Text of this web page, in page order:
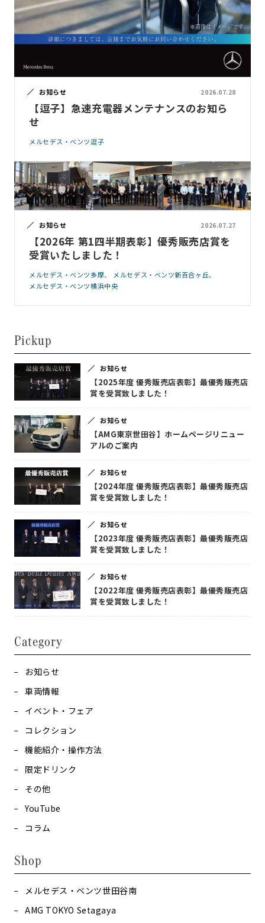
お知らせ 2026.07.28
【逗子】急速充電器メンテナンスのお知ら
せ
メルセデス・ベンツ逗子
お知らせ 2026.07.27
【2026年 第1四半期表彰】優秀販売店賞を
受賞いたしました！
メルセデス・ベンツ多摩
メルセデス・ベンツ新百合ヶ丘
メルセデス・ベンツ横浜中央
Pickup
お知らせ
【2025年度 優秀販売店表彰】最優秀販売店
賞を受賞致しました！
お知らせ
【AMG東京世田谷】ホームページリニュー
アルのご案内
お知らせ
【2024年度 優秀販売店表彰】最優秀販売店
賞を受賞致しました！
お知らせ
【2023年度 優秀販売店表彰】最優秀販売店
賞を受賞致しました！
お知らせ
【2022年度 優秀販売店表彰】最優秀販売店
賞を受賞致しました！
Category
お知らせ
車両情報
イベント・フェア
コレクション
機能紹介・操作方法
限定ドリンク
その他
YouTube
コラム
Shop
メルセデス・ベンツ世田谷南
AMG TOKYO Setagaya